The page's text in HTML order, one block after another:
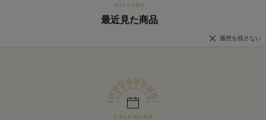
最近見た商品
履歴を残さない